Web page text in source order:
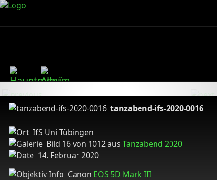
tanzabend-ifs-2020-0016
IfS Uni Tübingen
Bild 16 von 1012 aus Tanzabend 2020
14. Februar 2020
Canon EOS 5D Mark III